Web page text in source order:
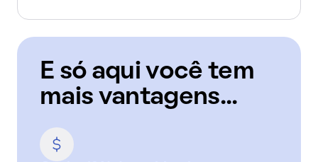
E só aqui você tem
mais vantagens...